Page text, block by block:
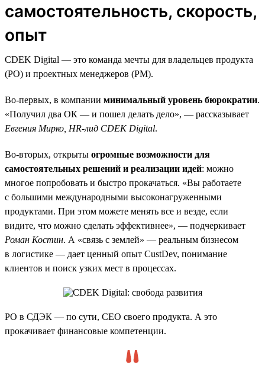
самостоятельность, скорость,
опыт
CDEK Digital — это команда мечты для владельцев продукта
(PO) и проектных менеджеров (PM).
Во-первых, в компании минимальный уровень бюрократии.
«Получил два ОК — и пошел делать дело», — рассказывает
Евгения Мирко, HR-лид CDEK Digital.
Во-вторых, открыты огромные возможности для
самостоятельных решений и реализации идей: можно
многое попробовать и быстро прокачаться. «Вы работаете
с большими международными высоконагруженными
продуктами. При этом можете менять все и везде, если
видите, что можно сделать эффективнее», — подчеркивает
Роман Костин. А «связь с землей» — реальным бизнесом
в логистике — дает ценный опыт CustDev, понимание
клиентов и поиск узких мест в процессах.
PO в СДЭК — по сути, CEO своего продукта. А это
прокачивает финансовые компетенции.